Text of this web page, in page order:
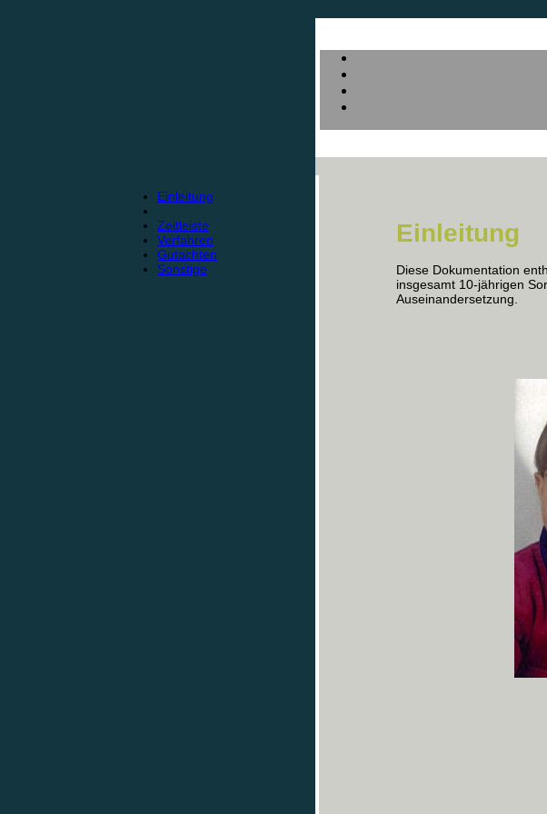
Einleitung
Zeitleiste
Verfahren
Gutachten
Sonstige
Einleitung
Diese Dokumentation
insgesamt 10-jährigen
Auseinandersetzung.